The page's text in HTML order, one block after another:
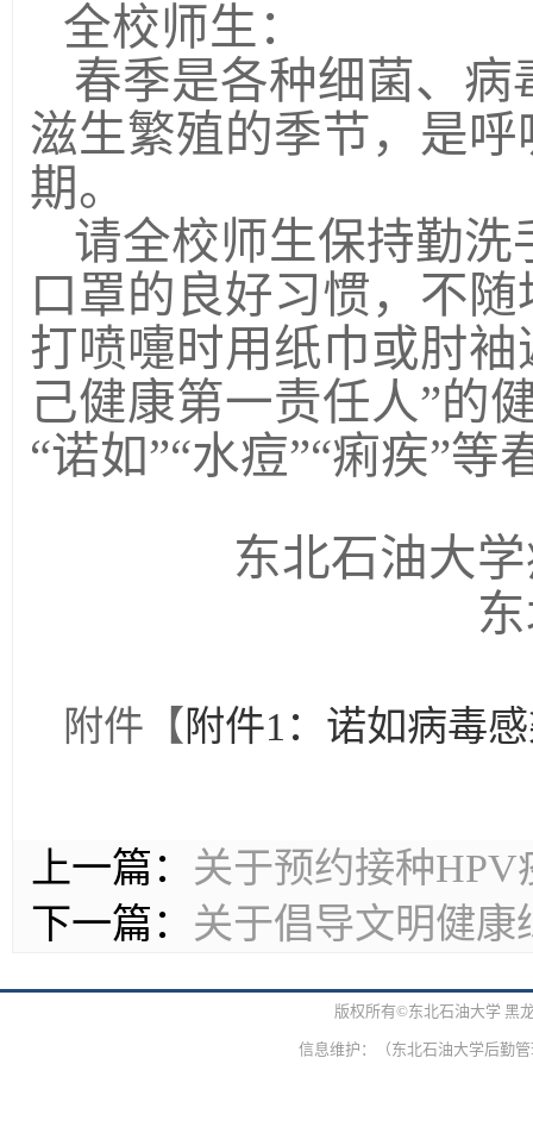
全校师生：
春季是各种细菌、
滋生繁殖的季节，是
期。
请全校师生保持勤洗
口罩的良好习惯，不
打喷嚏时用纸巾或肘袖
己健康第一责任人”的
“诺如”“水痘”“痢疾”等
东北石油大
附件【 附件1：诺如病毒
上一篇： 关于预约接种HPV
下一篇： 关于倡导文明健
版权所有©东北石油大学 黑
信息维护：（东北石油大学后勤